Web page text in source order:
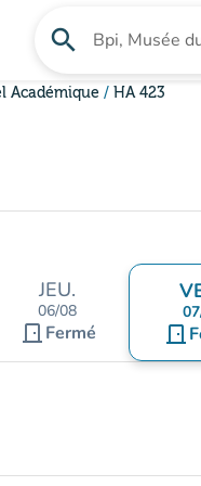
search Rechercher
Académique HA 423
JEU.
06/08
door_front Fermé door_front